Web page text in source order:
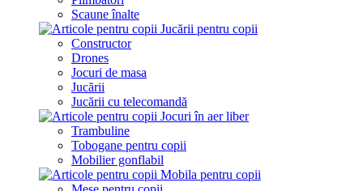
Scaune înalte
Jucării pentru copii
Constructor
Drones
Jocuri de masa
Jucării
Jucării cu telecomandă
Jocuri în aer liber
Trambuline
Tobogane pentru copii
Mobilier gonflabil
Mobila pentru copii